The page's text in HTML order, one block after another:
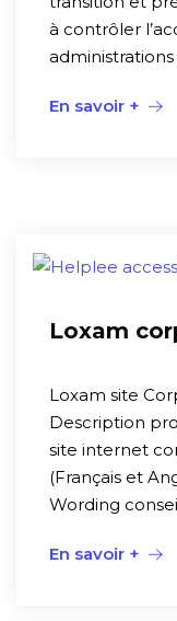
à contrôler
En savoir +
Loxam
Loxam site
Description
site internet
(Français et
Wording
En savoir +